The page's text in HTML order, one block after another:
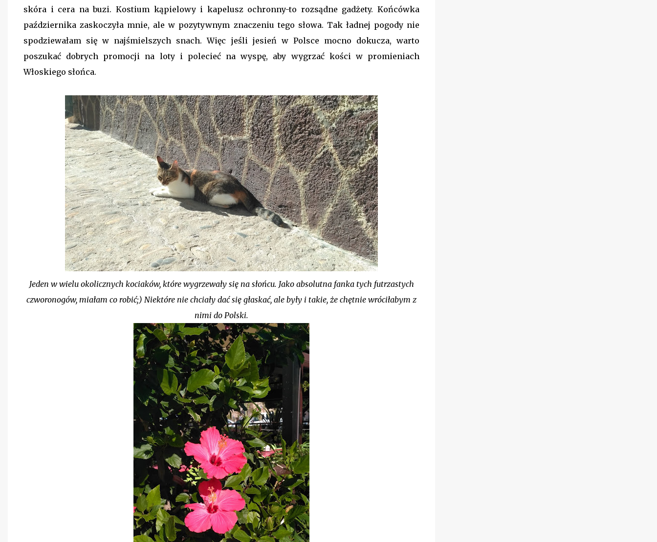
skóra i cera na buzi. Kostium kąpielowy i kapelusz ochronny-to rozsądne gadżety. Końcówka
października zaskoczyła mnie, ale w pozytywnym znaczeniu tego słowa. Tak ładnej pogody nie
spodziewałam się w najśmielszych snach. Więc jeśli jesień w Polsce mocno dokucza, warto
poszukać dobrych promocji na loty i polecieć na wyspę, aby wygrzać kości w promieniach
Włoskiego słońca.
Jeden w wielu okolicznych kociaków, które wygrzewały się na słońcu. Jako absolutna fanka tych futrzastych
czworonogów, miałam co robić;) Niektóre nie chciały dać się głaskać, ale były i takie, że chętnie wróciłabym z
nimi do Polski.